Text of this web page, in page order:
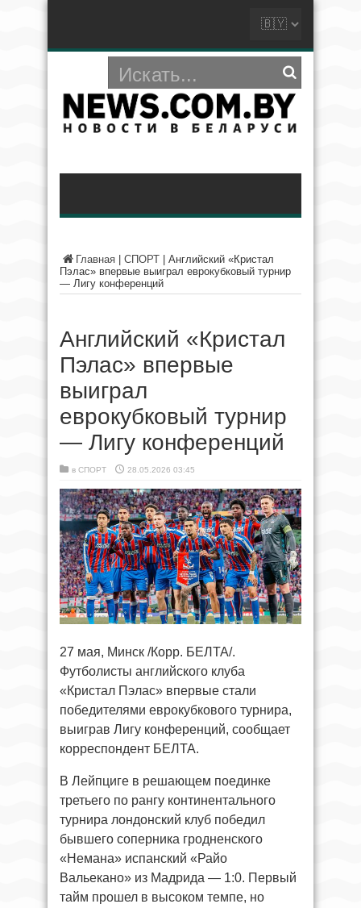
Главная СПОРТ
Английский «Кристал
Пэлас» впервые выиграл еврокубковый турнир
— Лигу конференций
Английский «Кристал
Пэлас» впервые
выиграл
еврокубковый турнир
— Лигу конференций
в СПОРТ 28.05.2026 03:45
27 мая, Минск /Корр. БЕЛТА/.
Футболисты английского клуба
«Кристал Пэлас» впервые стали
победителями еврокубкового турнира,
выиграв Лигу конференций, сообщает
корреспондент БЕЛТА.
В Лейпциге в решающем поединке
третьего по рангу континентального
турнира лондонский клуб победил
бывшего соперника гродненского
«Немана» испанский «Райо
Вальекано» из Мадрида — 1:0. Первый
тайм прошел в высоком темпе, но